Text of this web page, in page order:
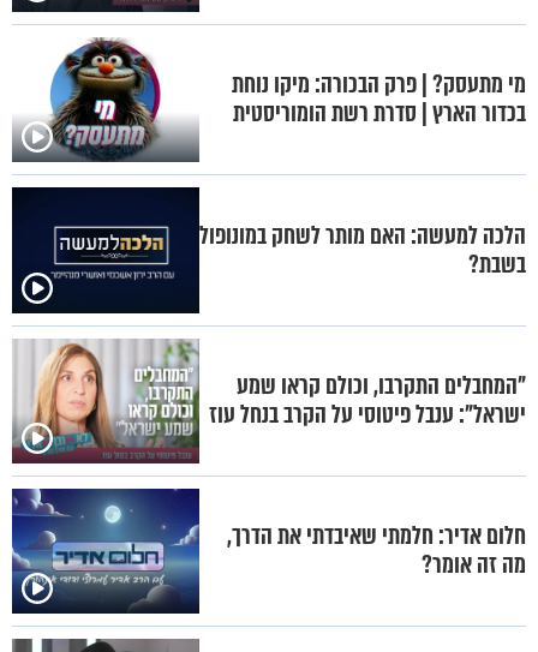
מי מתעסק? | פרק הבכורה: מיקו נוחת
בכדור הארץ | סדרת רשת הומוריסטית
הלכה למעשה: האם מותר לשחק במונופול
בשבת?
"המחבלים התקרבו, וכולם קראו שמע
ישראל": ענבל פיטוסי על הקרב בנחל עוז
חלום אדיר: חלמתי שאיבדתי את הדרך,
מה זה אומר?